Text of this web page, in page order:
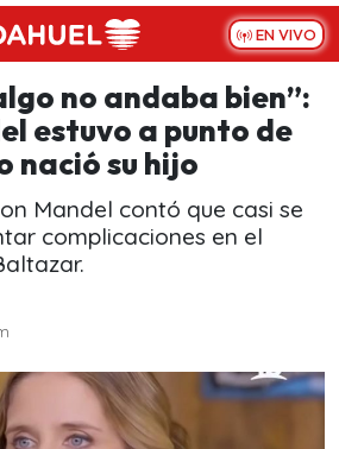
EN VIVO
no andaba bien”:
estuvo a punto de
nació su hijo
Mandel contó que casi se
complicaciones en el